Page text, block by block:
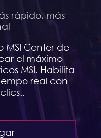
rápido, más
MSI Center de
el máximo
MSI. Habilita
real con